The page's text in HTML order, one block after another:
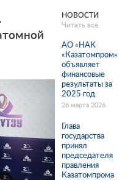
НОВОСТИ
Читать все
АО «НАК
«Казатомпром»
объявляет
финансовые
результаты за
2025 год
26 марта 2026
Глава
государства
принял
председателя
правления
Казатомпрома